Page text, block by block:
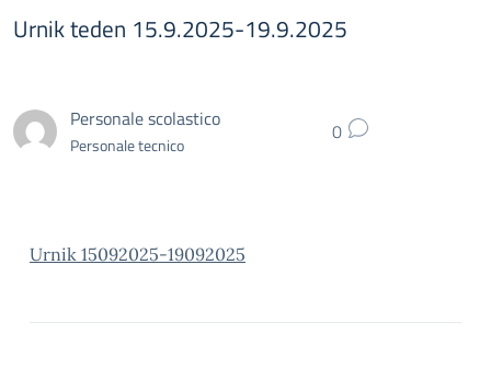
Urnik teden 15.9.2025-19.9.2025
Personale scolastico
Personale tecnico 0
Urnik 15092025-19092025